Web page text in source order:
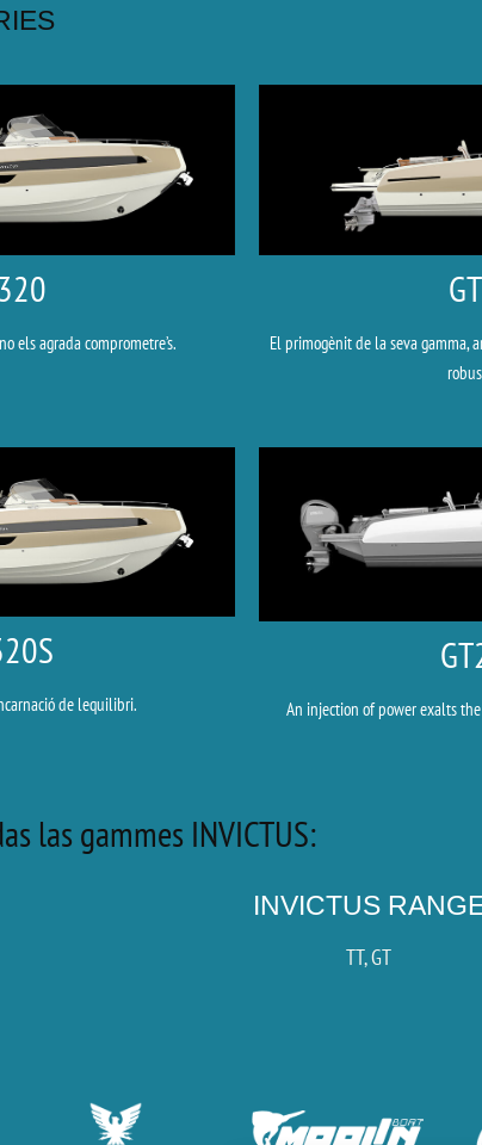
els agrada comprometre’s.
El primogènit de la seva gamma,
de lequilibri. An injection of power exalts
las gammes INVICTUS:
INVICTUS
TT, GT